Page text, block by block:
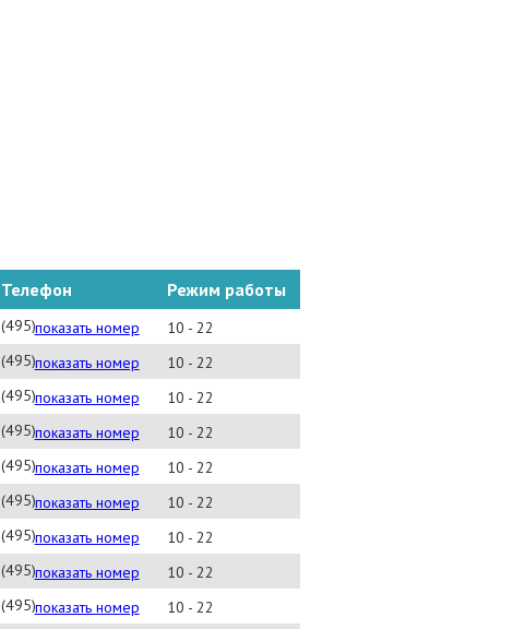
Телефон Режим работы
(495)777-77-10(#11088)
показать номер
10 - 22
(495)777-77-10(#17015)
показать номер
10 - 22
(495)777-77-10(#116350
показать номер
10 - 22
(495)777-77-10(#11158)
показать номер
10 - 22
(495)777-77-10(#17094)
показать номер
10 - 22
(495)777-77-10(#11850)
показать номер
10 - 22
(495)777-77-10(#11645)
показать номер
10 - 22
(495)777-77-10(#11327)
показать номер
10 - 22
(495)777-77-10(#11977)
показать номер 10 - 22